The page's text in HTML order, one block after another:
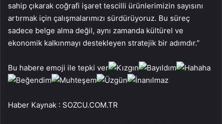
sahip çıkarak coğrafi işaret tescilli ürünlerimizin sayısını
artırmak için çalışmalarımızı sürdürüyoruz. Bu süreç
sadece belge alma değil, aynı zamanda kültürel ve
ekonomik kalkınmayı destekleyen stratejik bir adımdır.”
Bu habere emoji ile tepki ver
Haber Kaynak : SOZCU.COM.TR